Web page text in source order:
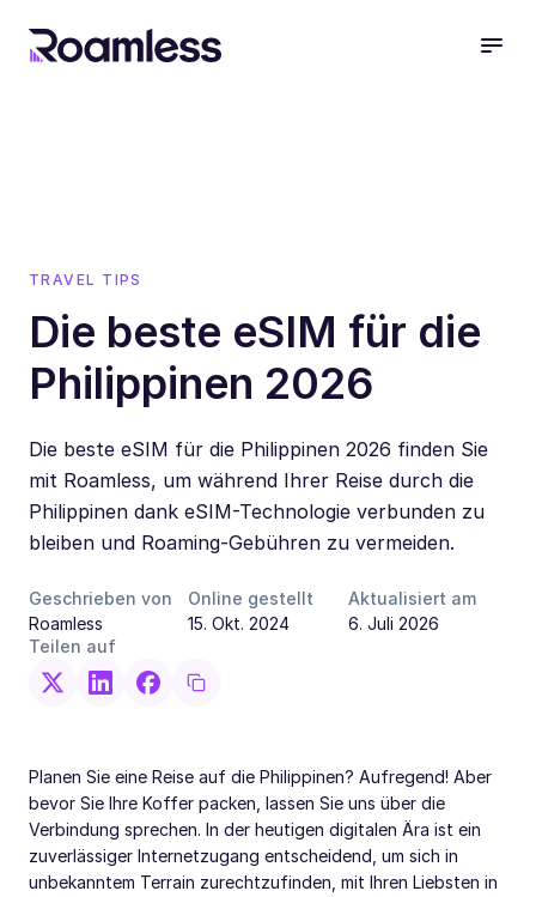
TRAVEL TIPS
Die beste eSIM für die
Philippinen 2026
Die beste eSIM für die Philippinen 2026 finden Sie
mit Roamless, um während Ihrer Reise durch die
Philippinen dank eSIM-Technologie verbunden zu
bleiben und Roaming-Gebühren zu vermeiden.
Geschrieben von
Roamless
Online gestellt
15. Okt. 2024
Aktualisiert am
6. Juli 2026
Teilen auf
Planen Sie eine Reise auf die Philippinen? Aufregend! Aber
bevor Sie Ihre Koffer packen, lassen Sie uns über die
Verbindung sprechen. In der heutigen digitalen Ära ist ein
zuverlässiger Internetzugang entscheidend, um sich in
unbekanntem Terrain zurechtzufinden, mit Ihren Liebsten in